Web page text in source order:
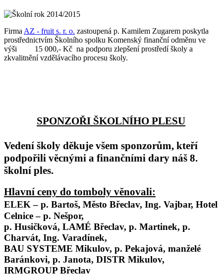
Firma AZ - fruit s. r. o. zastoupená p. Kamilem Zugarem poskytla
prostřednictvím Školního spolku Komenský finanční odměnu ve
výši 15 000,- Kč na podporu zlepšení prostředí školy a
zkvalitnění vzdělávacího procesu školy.
SPONZOŘI ŠKOLNÍHO PLESU
Vedení školy děkuje všem sponzorům, kteří
podpořili věcnými a finančními dary náš 8.
školní ples.
Hlavní ceny do tomboly věnovali:
ELEK – p. Bartoš, Město Břeclav, Ing. Vajbar, Hotel
Celnice – p. Nešpor,
p. Husičková, LAMÉ Břeclav, p. Martinek, p.
Charvát, Ing. Varadínek,
BAU SYSTEME Mikulov, p. Pekajová, manželé
Baránkovi, p. Janota, DISTR Mikulov,
IRMGROUP Břeclav